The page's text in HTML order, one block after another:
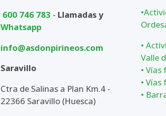
600 746 783 - Llamadas y
Whatsapp
info@asdonpirineos.com
Saravillo
Ctra de Salinas a Plan Km.4 -
22366 Saravillo (Huesca)
•
•
Valle
• Vías
• Vías
•